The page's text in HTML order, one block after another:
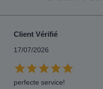
Client Vérifié
17/07/2026
perfecte service!